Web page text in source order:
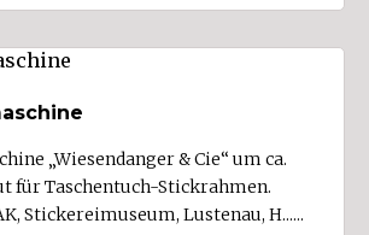
„Wiesendanger & Cie“ um ca.
für Taschentuch-Stickrahmen.
Stickereimuseum, Lustenau, H......